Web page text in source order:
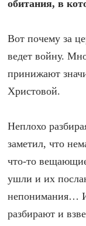
обитания, в
Вот почему за
ведет войну.
принижают
Христовой.
Неплохо
заметил, что
что-то
ушли и их
непонимания…
разбирают и